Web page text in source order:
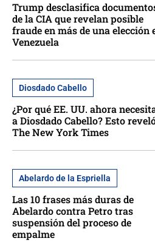
Trump desclasifica
de la CIA que revelan posible
fraude en más de una elección
Venezuela
Diosdado Cabello
¿Por qué EE. UU. ahora
a Diosdado Cabello? Esto
The New York Times
Abelardo de la Espriella
Las 10 frases más duras de
Abelardo contra Petro tras
suspensión del proceso de
empalme